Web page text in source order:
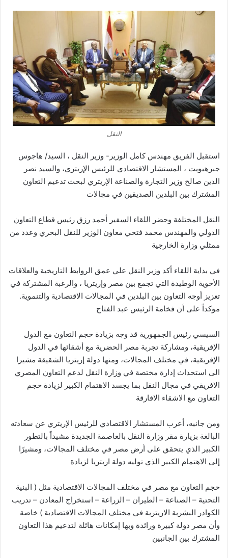
النقل
استقبل الفريق مهندس كامل الوزير- وزير النقل ، السيد/ هاجوس
جبرهيويت ، المستشار الاقتصادي للرئيس الإريتري، والسيد نصر
الدين صالح وزير التجارة والصناعة الإريتري لبحث تدعيم التعاون
المشترك بين البلدين الصديقين في مجالات
النقل المختلفة وحضر اللقاء السفير أحمد رزق رئيس قطاع التعاون
الدولي والمهندس محمد فتحي معاون الوزير للنقل البحري وعدد من
ممثلي وزارة الخارجية
في بداية اللقاء أكد وزير النقل علي عمق الروابط التاريخية والعلاقات
الأخوية الوطيدة التي تجمع بين مصر وإريتريا ، والرغبة المشتركة في
تعزيز أوجه التعاون بين البلدين في المجالات الاقتصادية والتنموية.
مؤكداً على أن فخامة الرئيس عبد الفتاح
السيسي رئيس الجمهورية قد وجه بزيادة حجم التعاون مع الدول
الإفريقية، ومشاركة تجربة مصر الحضرية مع أشقائها في الدول
الإفريقية، في مختلف المجالات، ومنها دولة إريتريا الشقيقة مشيرا
الى استحداث إدارة مختصة في وزارة النقل لدعم التعاون المصري
الافريقي في مجال النقل بما يجسد الاهتمام الكبير لزيادة حجم
التعاون مع الاشقاء الافارقة
ومن جانبه، أعرب المستشار الاقتصادي للرئيس الإريتري عن سعادته
البالغة بزيارة مقر وزارة النقل بالعاصمة الجديدة مشيداً بالتطور
الكبير الذي يتحقق على أرض مصر في مختلف المجالات، ومشيرًا
إلى الاهتمام الكبير الذي توليه دولة اريتريا لزيادة
حجم التعاون مع مصر في مختلف المجالات الاقتصادية مثل ( البنية
التحتية – الصناعة – الطيران – الزراعة – استخراج المعادن – تدريب
الكوادر البشرية الاريترية في مختلف المجالات الاقتصادية ) خاصة
وأن مصر دولة كبيرة ورائدة وبها إمكانات هائلة لتدعيم هذا التعاون
المشترك بين الجانبين